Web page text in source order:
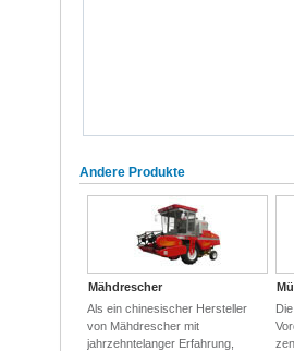
Andere Produkte
Mähdrescher
Als ein chinesischer Hersteller
von Mähdrescher mit
jahrzehntelanger Erfahrung,